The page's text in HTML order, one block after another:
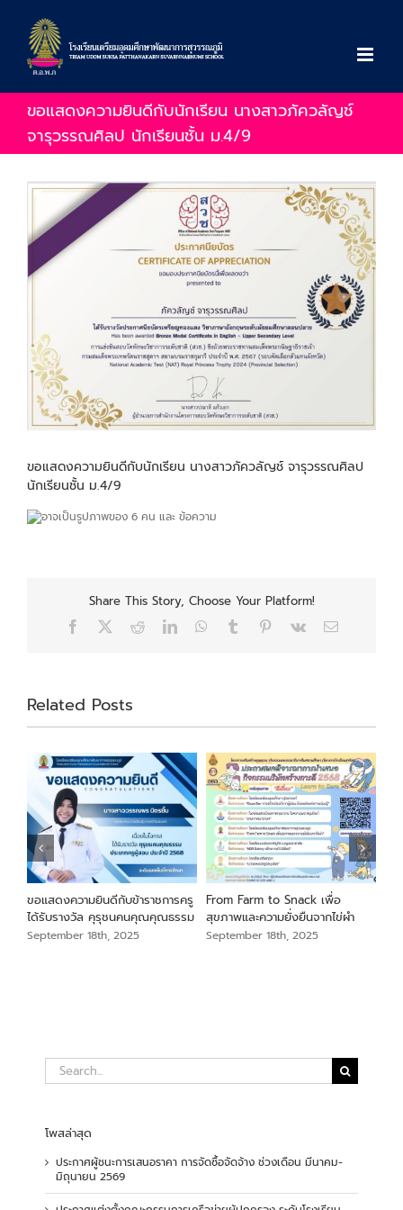
content
ขอแสดงความยินดีกับนักเรียน นางสาวภัควลัญช์
จารุวรรณศิลป นักเรียนชั้น ม.4/9
View
Image
ขอแสดงความยินดีกับนักเรียน นางสาวภัควลัญช์ จารุวรรณศิลป
นักเรียนชั้น ม.4/9
Share This Story, Choose Your Platform!
Facebook RedditLinkedInWhatsApp
Tumblr Pinterest
Vk Email
Related Posts
ขอแสดงความยินดีกับข้าราชการครู
ได้รับรางวัล คุรุชนคนคุณคุณธรรม
September 18th, 2025
From Farm to Snack เพื่อ
สุขภาพและความยั่งยืนจากไข่ผำ
September 18th, 2025
Search
for:
โพสล่าสุด
ประกาศผู้ชนะการเสนอราคา การจัดซื้อจัดจ้าง ช่วงเดือน มีนาคม-
มิถุนายน 2569